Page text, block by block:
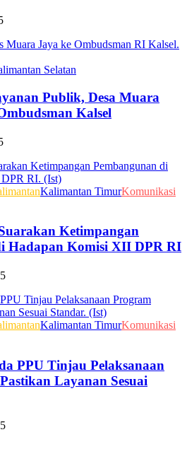
Selatan
Publik, Desa Muara
Kalsel
Kalimantan TimurKomunikasi
Ketimpangan
Hadapan Komisi XII DPR RI
Kalimantan TimurKomunikasi
PPU Tinjau Pelaksanaan
Layanan Sesuai